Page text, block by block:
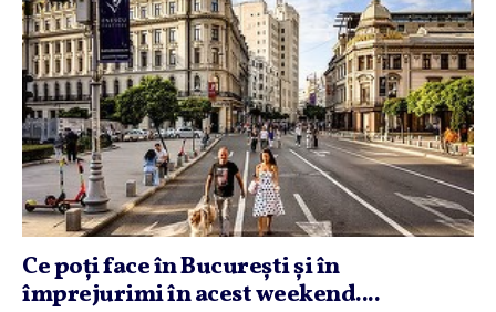
Ce poţi face în Bucureşti şi în
împrejurimi în acest weekend....